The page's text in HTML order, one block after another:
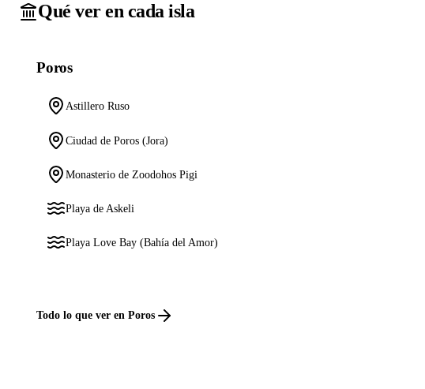
Qué ver en cada isla
Poros
Astillero Ruso
Ciudad de Poros (Jora)
Monasterio de Zoodohos Pigi
Playa de Askeli
Playa Love Bay (Bahía del Amor)
Todo lo que ver en Poros